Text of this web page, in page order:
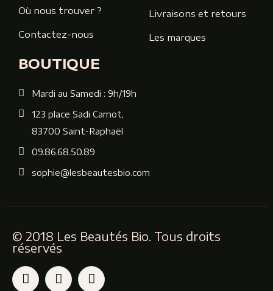
Où nous trouver ?
Contactez-nous
Livraisons et retours
Les marques
BOUTIQUE
Mardi au Samedi : 9h/19h
123 place Sadi Carnot,
83700 Saint-Raphaël
09.86.68.50.89
sophie@lesbeautesbio.com
© 2018 Les Beautés Bio. Tous droits
réservés